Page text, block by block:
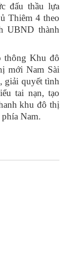
đấu thầu lựa
Thiêm 4 theo
UBND thành
thông Khu đô
mới Nam Sài
giải quyết tình
tai nạn, tạo
khu đô thị
Nam.